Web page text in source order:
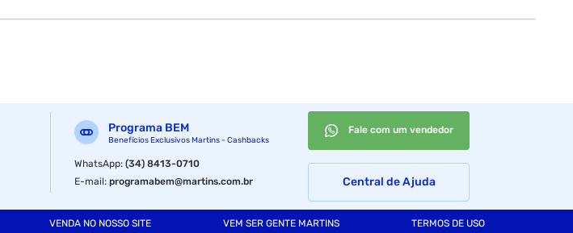
Programa BEM
Benefícios Exclusivos Martins - Cashbacks
WhatsApp:(34) 8413-0710
E-mail:programabem@martins.com.br
Fale com um vendedor
Central de Ajuda
VENDA NO NOSSO SITE VEM SER GENTE MARTINS TERMOS DE USO